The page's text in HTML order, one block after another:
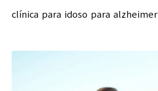
clínica para idoso para alzheimer